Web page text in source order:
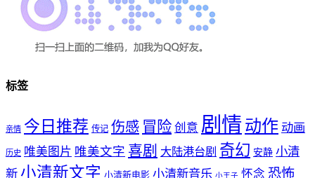
标签
亲情 今日推荐 传记 伤感 冒险 创意 剧情 动作 动画
历史 唯美图片 唯美文字 喜剧 大陆港台剧 奇幻 安静 小清
新 小清新文字 小清新电影 小清新音乐 小王子 怀念 恐怖